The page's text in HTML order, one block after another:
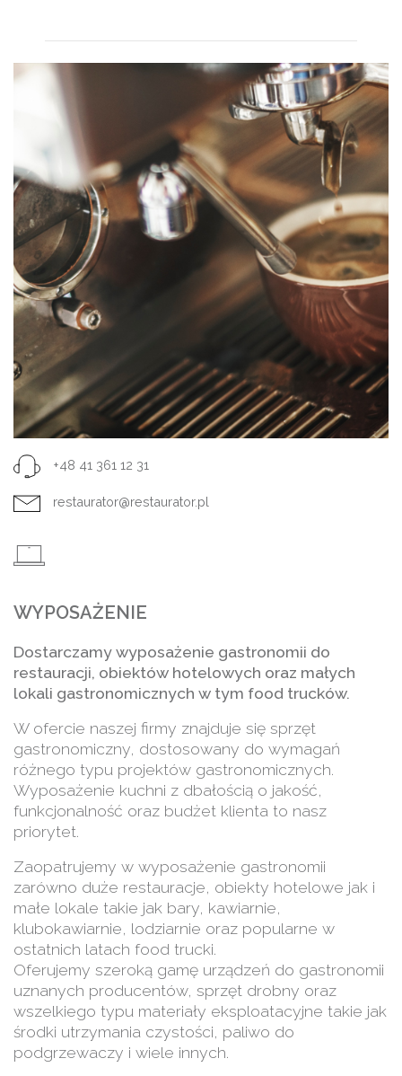
+48 41 361 12 31
restaurator@restaurator.pl
WYPOSAŻENIE
Dostarczamy wyposażenie gastronomii do
restauracji, obiektów hotelowych oraz małych
lokali gastronomicznych w tym food trucków.
W ofercie naszej firmy znajduje się sprzęt
gastronomiczny, dostosowany do wymagań
różnego typu projektów gastronomicznych.
Wyposażenie kuchni z dbałością o jakość,
funkcjonalność oraz budżet klienta to nasz
priorytet.
Zaopatrujemy w wyposażenie gastronomii
zarówno duże restauracje, obiekty hotelowe jak i
małe lokale takie jak bary, kawiarnie,
klubokawiarnie, lodziarnie oraz popularne w
ostatnich latach food trucki.
Oferujemy szeroką gamę urządzeń do gastronomii
uznanych producentów, sprzęt drobny oraz
wszelkiego typu materiały eksploatacyjne takie jak
środki utrzymania czystości, paliwo do
podgrzewaczy i wiele innych.